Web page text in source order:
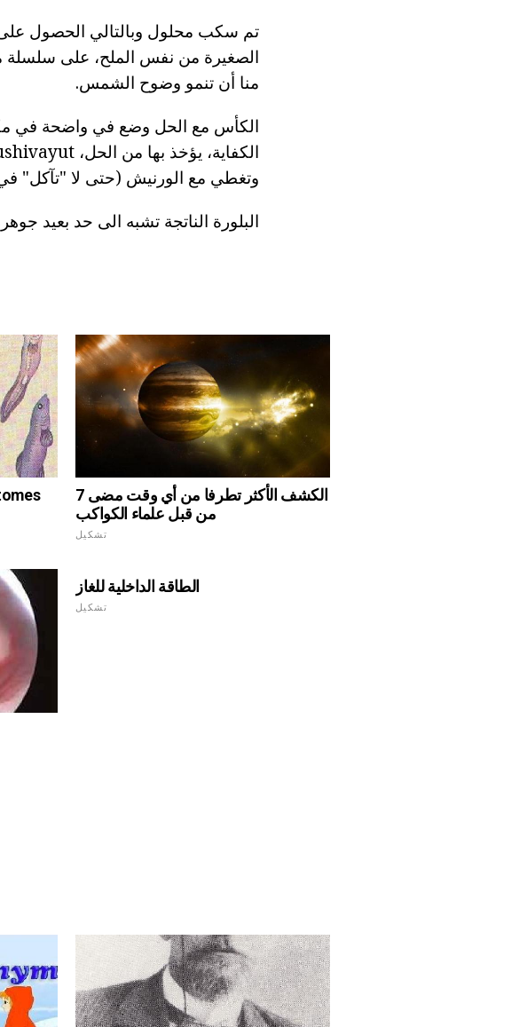
تم سكب محلول وبالتالي الحصول
الصغيرة من نفس الملح، على سلسلة
منا أن تنمو وضوح الشمس.
الكأس مع الحل وضع في واضحة في
وتغطي مع الورنيش (حتى لا "تآكل" في
البلورة الناتجة تشبه الى حد بعيد
7 الكشف الأكثر تطرفا من أي وقت مضى
من قبل علماء الكواكب
تشكيل
الطاقة الداخلية للغاز
تشكيل